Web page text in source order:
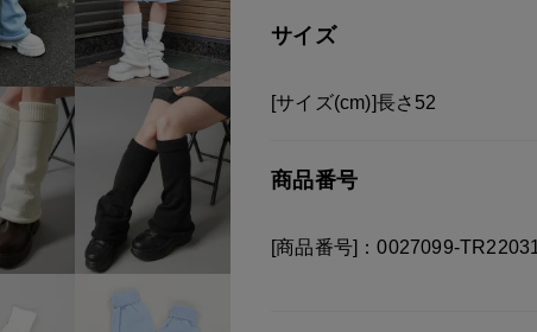
● 担当者レビュー
・足元を華奢見せしてくれる
【ファッション系統】
・Y2K / 平成レトロ
サイズ
[サイズ(cm)]長さ52
商品番号
[商品番号]：0027099-